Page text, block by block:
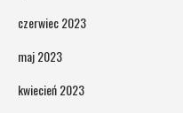
czerwiec 2023
maj 2023
kwiecień 2023